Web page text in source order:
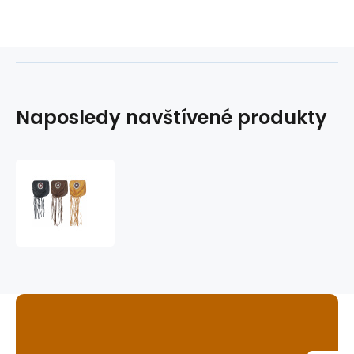
Naposledy navštívené produkty